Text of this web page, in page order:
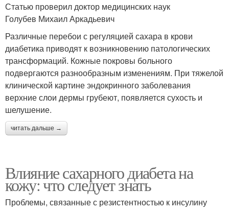
Статью проверил доктор медицинских наук
Голубев Михаил Аркадьевич
Различные перебои с регуляцией сахара в крови
диабетика приводят к возникновению патологических
трансформаций. Кожные покровы больного
подвергаются разнообразным изменениям. При тяжелой
клинической картине эндокринного заболевания
верхние слои дермы грубеют, появляется сухость и
шелушение.
читать дальше →
Влияние сахарного диабета на
кожу: что следует знать
Проблемы, связанные с резистентностью к инсулину